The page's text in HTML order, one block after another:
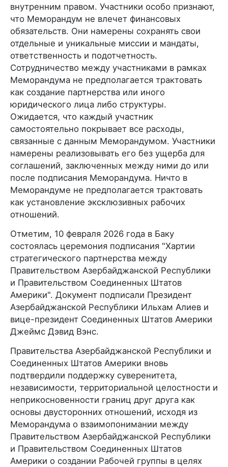
внутренним правом. Участники особо признают,
что Меморандум не влечет финансовых
обязательств. Они намерены сохранять свои
отдельные и уникальные миссии и мандаты,
ответственность и подотчетность.
Сотрудничество между участниками в рамках
Меморандума не предполагается трактовать
как создание партнерства или иного
юридического лица либо структуры.
Ожидается, что каждый участник
самостоятельно покрывает все расходы,
связанные с данным Меморандумом. Участники
намерены реализовывать его без ущерба для
соглашений, заключенных между ними до или
после подписания Меморандума. Ничто в
Меморандуме не предполагается трактовать
как установление эксклюзивных рабочих
отношений.
Отметим, 10 февраля 2026 года в Баку
состоялась церемония подписания "Хартии
стратегического партнерства между
Правительством Азербайджанской Республики
и Правительством Соединенных Штатов
Америки". Документ подписали Президент
Азербайджанской Республики Ильхам Алиев и
вице-президент Соединенных Штатов Америки
Джеймс Дэвид Вэнс.
Правительства Азербайджанской Республики и
Соединенных Штатов Америки вновь
подтвердили поддержку суверенитета,
независимости, территориальной целостности и
неприкосновенности границ друг друга как
основы двусторонних отношений, исходя из
Меморандума о взаимопонимании между
Правительством Азербайджанской Республики
и Правительством Соединенных Штатов
Америки о создании Рабочей группы в целях